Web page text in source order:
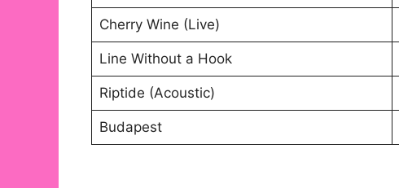
Cherry Wine (Live)
Line Without a Hook
Riptide (Acoustic)
Budapest